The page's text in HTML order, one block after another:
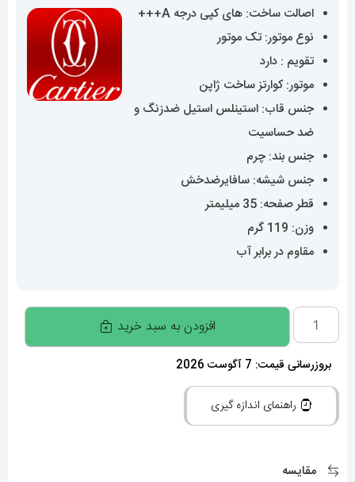
اصالت ساخت: های کپی درجه A+++
نوع موتور: تک موتور
تقویم : دارد
موتور: کوارتز ساخت ژاپن
جنس قاب: استینلس استیل ضدزنگ و
ضد حساسیت
جنس بند: چرم
جنس شیشه: سافایرضدخش
قطر صفحه: 35 میلیمتر
وزن: 119 گرم
مقاوم در برابر آب
ساعت
زنانه
کارتیه
پاشا
CARTIER
020508
افزودن به سبد خرید
بروزرسانی قیمت: 7 آگوست 2026
راهنمای اندازه گیری
مقایسه